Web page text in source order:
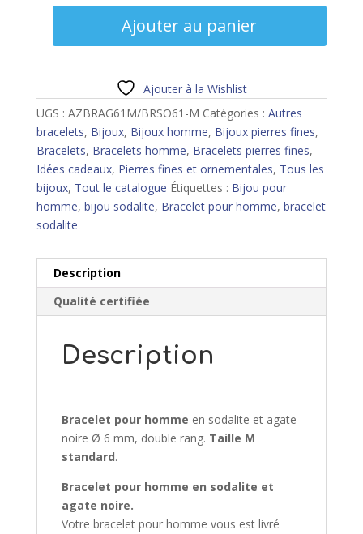
et
agate
noire
-
M
Ajouter au panier
Ajouter à la Wishlist
UGS : AZBRAG61M/BRSO61-M Catégories : Autres
bracelets, Bijoux, Bijoux homme, Bijoux pierres fines,
Bracelets, Bracelets homme, Bracelets pierres fines,
Idées cadeaux, Pierres fines et ornementales, Tous les
bijoux, Tout le catalogue Étiquettes : Bijou pour
homme, bijou sodalite, Bracelet pour homme, bracelet
sodalite
Description
Qualité certifiée
Description
Bracelet pour homme en sodalite et agate
noire Ø 6 mm, double rang. Taille M
standard.
Bracelet pour homme en sodalite et
agate noire.
Votre bracelet pour homme vous est livré